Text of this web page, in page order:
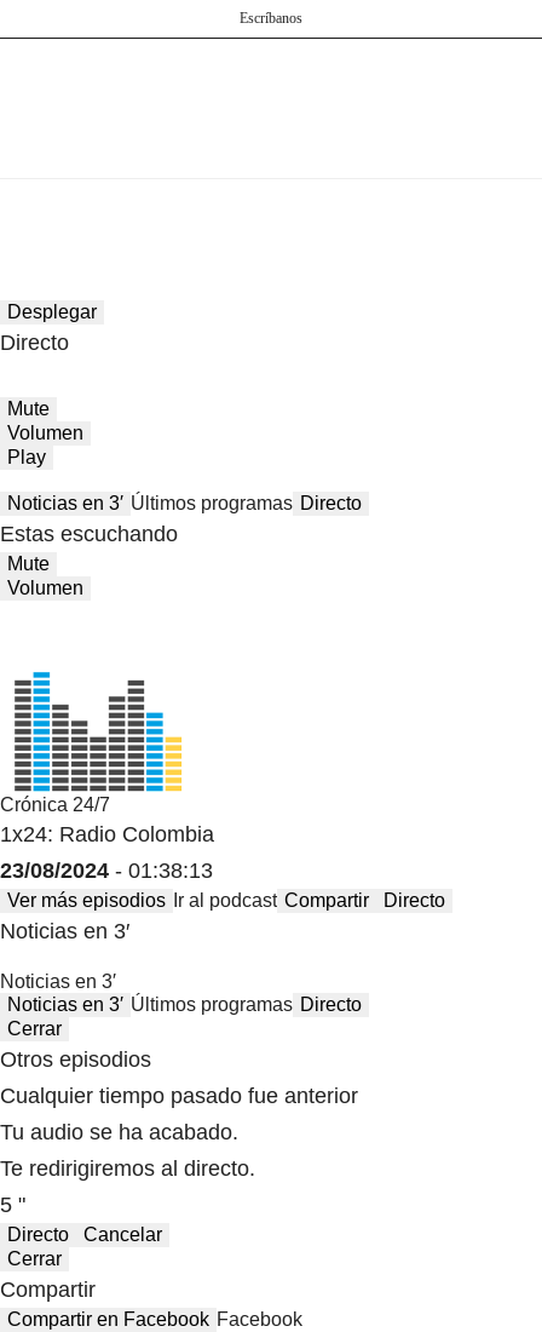
Escríbanos
Desplegar
Directo
Mute
Volumen
Play
Noticias en 3′ Últimos programas Directo
Estas escuchando
Mute
Volumen
Crónica 24/7
1x24: Radio Colombia
23/08/2024 - 01:38:13
Ver más episodios Ir al podcast Compartir Directo
Noticias en 3′
Noticias en 3′
Noticias en 3′ Últimos programas Directo
Cerrar
Otros episodios
Cualquier tiempo pasado fue anterior
Tu audio se ha acabado.
Te redirigiremos al directo.
5 "
Directo
Cancelar
Cerrar
Compartir
Compartir en Facebook Facebook